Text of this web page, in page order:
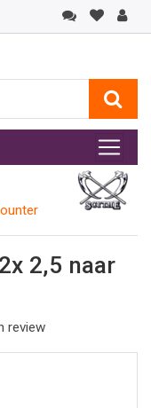
2,5 naar
review